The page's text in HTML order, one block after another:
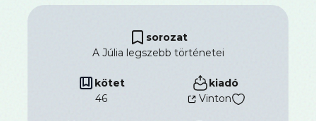
idegösszeomlással kórházba kerül, egy titokzatos
idegen, a jóképű Maguire veszi kezébe a sorsát…
: A nagy karácsonyi álom
Sok munkát fektetett Emma a régi fogadó
felújításába, mert arra készül, hogy egy ünnepi
rendezvény keretében valóra váltsa jó pár ember
nagy karácsonyi álmát. Az ítéletidő miatt azonban
sorozat
A Júlia legszebb történetei
kötet
46
kiadó
Vinton